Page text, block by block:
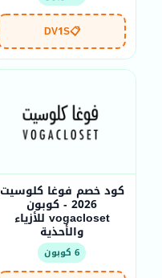
📋
DV1S
كود خصم فوغا كلوسيت
2026 - كوبون
vogacloset للأزياء
والأحذية
6 كوبون